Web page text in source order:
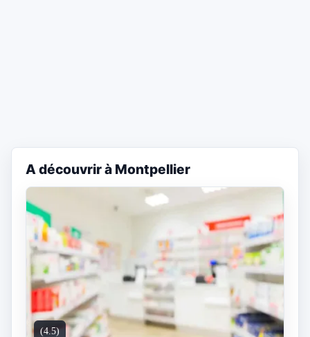
A découvrir à Montpellier
(4.5)